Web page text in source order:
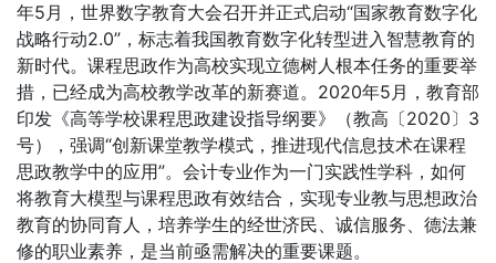
年5月，世界数字教育大会召开并正式启动“国家教育数字化
战略行动2.0”，标志着我国教育数字化转型进入智慧教育的
新时代。课程思政作为高校实现立德树人根本任务的重要举
措，已经成为高校教学改革的新赛道。2020年5月，教育部
印发《高等学校课程思政建设指导纲要》（教高〔2020〕3
号），强调“创新课堂教学模式，推进现代信息技术在课程
思政教学中的应用”。会计专业作为一门实践性学科，如何
将教育大模型与课程思政有效结合，实现专业教与思想政治
教育的协同育人，培养学生的经世济民、诚信服务、德法兼
修的职业素养，是当前亟需解决的重要课题。